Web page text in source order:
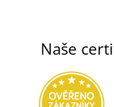
Naše